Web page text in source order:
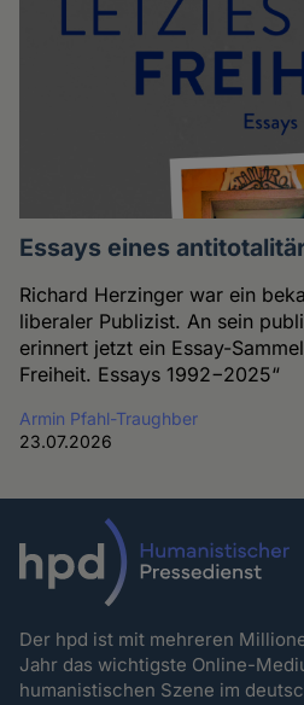
Essays eines
Richard Herzinger war ein
liberaler Publizist. An sein
erinnert jetzt ein Essay-
Freiheit. Essays 1992−2025“
Armin Pfahl-Traughber
23.07.2026
Der hpd ist mit mehreren
Jahr das wichtigste Online-
humanistischen Szene im